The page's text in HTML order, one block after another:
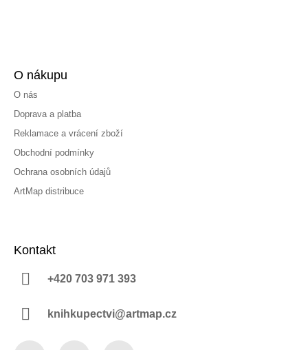
O nákupu
O nás
Doprava a platba
Reklamace a vrácení zboží
Obchodní podmínky
Ochrana osobních údajů
ArtMap distribuce
Kontakt
+420 703 971 393
knihkupectvi@artmap.cz